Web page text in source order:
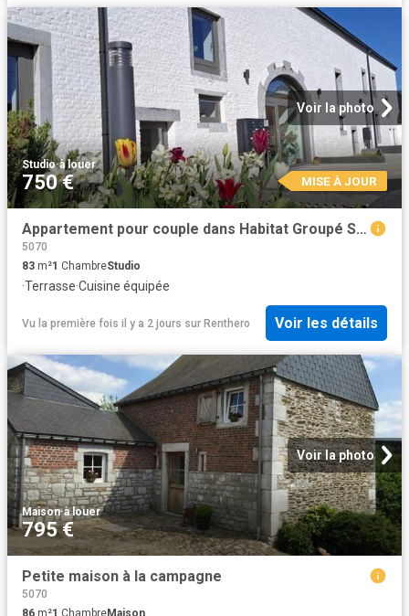
Voir la photo
Studio·à louer
750 € MISE À JOUR
Appartement pour couple dans Habitat Groupé Seniors
5070
83 m²1 ChambreStudio
·Terrasse·Cuisine équipée
Vu la première fois il y a 2 jours sur Renthero Voir les détails
Voir la photo
Maison·à louer
795 €
Petite maison à la campagne
5070
86 m²1 ChambreMaison